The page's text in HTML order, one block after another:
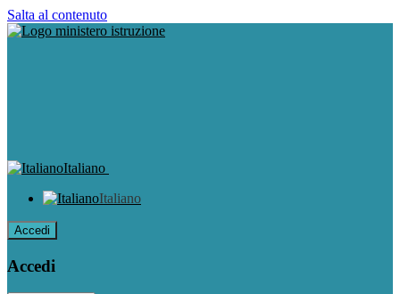
Salta al contenuto
Italiano
Italiano
Accedi
Accedi